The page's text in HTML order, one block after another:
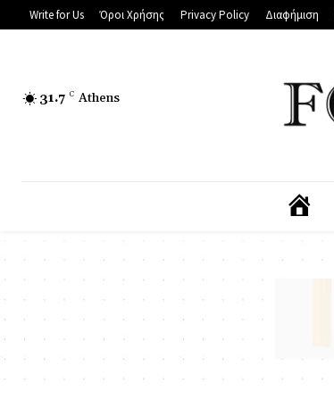
Write for Us Όροι Χρήσης Privacy Policy Διαφήμιση
31.7 C Athens